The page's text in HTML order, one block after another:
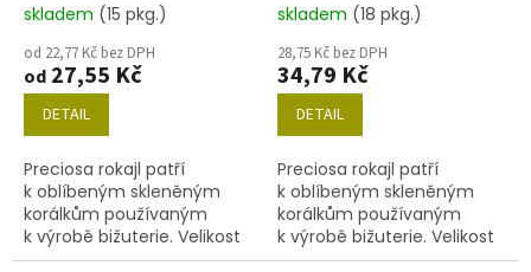
skladem (15 pkg.)
od 22,77 Kč bez DPH
od 27,55 Kč
DETAIL
Preciosa rokajl patří
k oblíbeným skleněným
korálkům používaným
k výrobě bižuterie. Velikost
10/0 (2,0-2,4mm),barva
skladem (18 pkg.)
28,75 Kč bez DPH
34,79 Kč
DETAIL
Preciosa rokajl patří
k oblíbeným skleněným
korálkům používaným
k výrobě bižuterie. Velikost
10/0 (2,0-2,4mm),barva